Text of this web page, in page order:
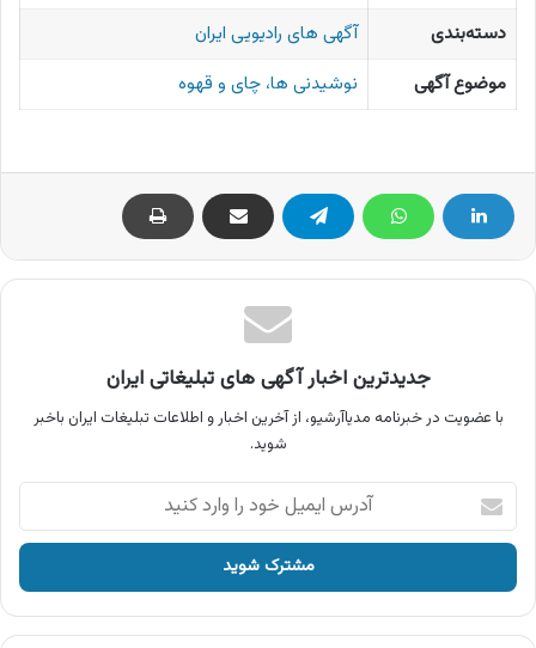
دسته‌بندی
آگهی های رادیویی ایران
موضوع آگهی
نوشیدنی ها، چای و قهوه
جدیدترین اخبار آگهی های تبلیغاتی ایران
با عضویت در خبرنامه مدیاآرشیو، از آخرین اخبار و اطلاعات تبلیغات ایران باخبر
شوید.
آدرس
ایمیل
خود
وارد
کنید